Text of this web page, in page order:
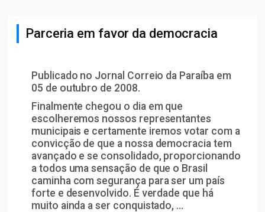
Parceria em favor da democracia
Publicado no Jornal Correio da Paraíba em
05 de outubro de 2008.
Finalmente chegou o dia em que
escolheremos nossos representantes
municipais e certamente iremos votar com a
convicção de que a nossa democracia tem
avançado e se consolidado, proporcionando
a todos uma sensação de que o Brasil
caminha com segurança para ser um país
forte e desenvolvido. É verdade que há
muito ainda a ser conquistado, ...